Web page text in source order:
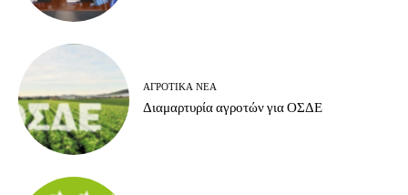
ΑΓΡΟΤΙΚΆ ΝΈΑ
Διαμαρτυρία αγροτών για ΟΣΔΕ